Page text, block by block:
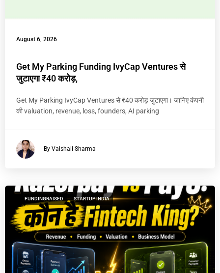
August 6, 2026
Get My Parking Funding IvyCap Ventures से
जुटाएगा ₹40 करोड़,
Get My Parking IvyCap Ventures से ₹40 करोड़ जुटाएगा। जानिए कंपनी
की valuation, revenue, loss, founders, AI parking
By Vaishali Sharma
FUNDINGRAISED STARTUP INDIA